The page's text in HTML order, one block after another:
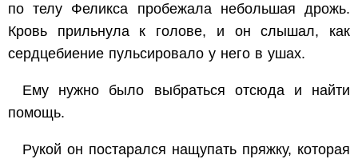
по телу Феликса пробежала небольшая дрожь.
Кровь прильнула к голове, и он слышал, как
сердцебиение пульсировало у него в ушах.
Ему нужно было выбраться отсюда и найти
помощь.
Рукой он постарался нащупать пряжку, которая